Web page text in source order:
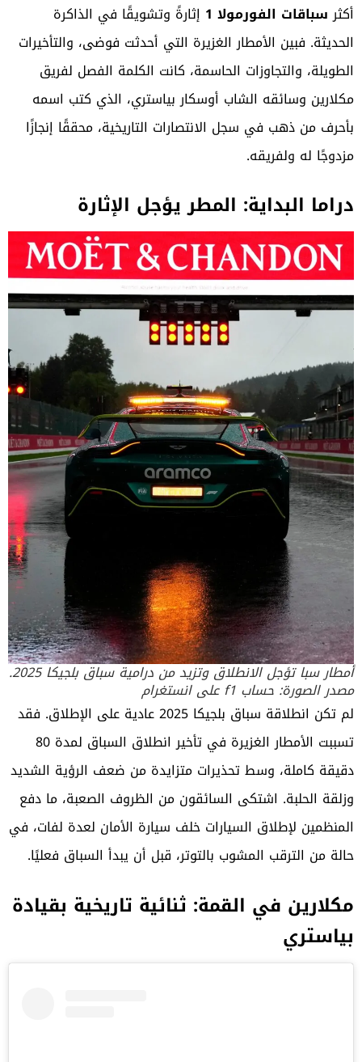
أكثرسباقات الفورمولا 1
إثارةً وتشويقًا في الذاكرة
الحديثة. فبين الأمطار الغزيرة التي أحدثت فوضى، والتأخيرات
الطويلة، والتجاوزات الحاسمة، كانت الكلمة الفصل لفريق
مكلارين وسائقه الشاب أوسكار بياستري، الذي كتب اسمه
بأحرف من ذهب في سجل الانتصارات التاريخية، محققًا إنجازًا
مزدوجًا له ولفريقه.
دراما البداية: المطر يؤجل الإثارة
أمطار سبا تؤجل الانطلاق وتزيد من درامية سباق بلجيكا 2025.
مصدر الصورة: حساب f1 على انستغرام
لم تكن انطلاقة سباق بلجيكا 2025 عادية على الإطلاق. فقد
تسببت الأمطار الغزيرة في تأخير انطلاق السباق لمدة 80
دقيقة كاملة، وسط تحذيرات متزايدة من ضعف الرؤية الشديد
وزلقة الحلبة. اشتكى السائقون من الظروف الصعبة، ما دفع
المنظمين لإطلاق السيارات خلف سيارة الأمان لعدة لفات، في
حالة من الترقب المشوب بالتوتر، قبل أن يبدأ السباق فعليًا.
مكلارين في القمة: ثنائية تاريخية بقيادة
بياستري